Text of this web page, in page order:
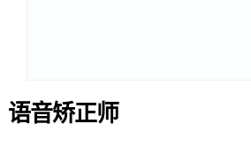
语音矫正师